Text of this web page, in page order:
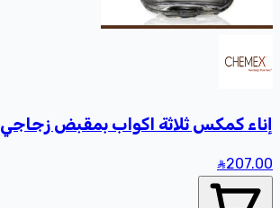
إناء كمكس ثلاثة اكواب بمقبض زجاجي
207.00